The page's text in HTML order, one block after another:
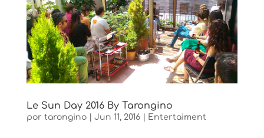
Le Sun Day 2016 By Tarongino
por tarongino| Jun 11, 2016| Entertaiment